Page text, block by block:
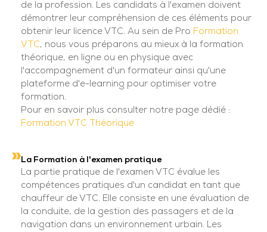
de la profession. Les candidats à l'examen doivent
démontrer leur compréhension de ces éléments pour
obtenir leur licence VTC. Au sein de Pro Formation
VTC, nous vous préparons au mieux à la formation
théorique, en ligne ou en physique avec
l'accompagnement d'un formateur ainsi qu'une
plateforme d'e-learning pour optimiser votre
formation.
Pour en savoir plus consulter notre page dédié :
Formation VTC Théorique
La Formation à l'examen pratique
La partie pratique de l'examen VTC évalue les
compétences pratiques d'un candidat en tant que
chauffeur de VTC. Elle consiste en une évaluation de
la conduite, de la gestion des passagers et de la
navigation dans un environnement urbain. Les